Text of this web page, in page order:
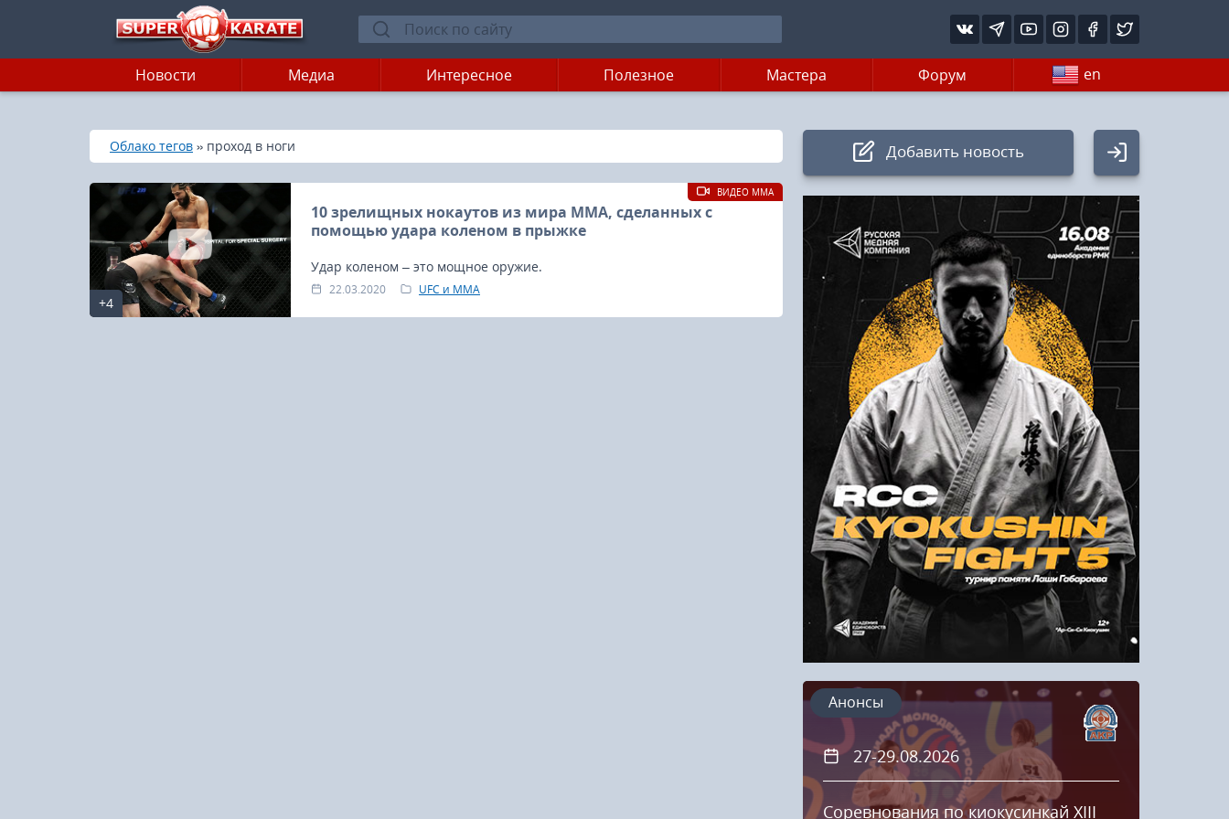
Новости Медиа Интересное Полезное Мастера Форум en
Главная
»
Облако тегов » проход в ноги
+4
10 зрелищных нокаутов из мира MMA, сделанных с
помощью удара коленом в прыжке
Удар коленом – это мощное оружие.
22.03.2020 UFC и MMA
ВИДЕО MMA
Добавить новость
Авторизация
Логин:
Пароль
Войти
Напомнить пароль
Регистрация
27-29.08.2026
Соревнования по киокусинкай XIII
Анонсы